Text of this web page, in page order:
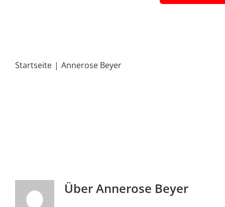
Startseite Annerose Beyer
ÜberAnnerose Beyer